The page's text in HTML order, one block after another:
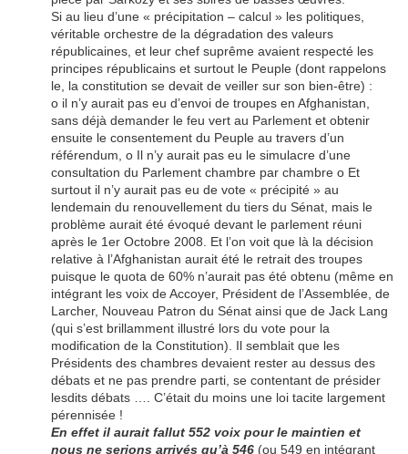
Si au lieu d’une « précipitation – calcul » les politiques,
véritable orchestre de la dégradation des valeurs
républicaines, et leur chef suprême avaient respecté les
principes républicains et surtout le Peuple (dont rappelons
le, la constitution se devait de veiller sur son bien-être) :
o il n’y aurait pas eu d’envoi de troupes en Afghanistan,
sans déjà demander le feu vert au Parlement et obtenir
ensuite le consentement du Peuple au travers d’un
référendum, o Il n’y aurait pas eu le simulacre d’une
consultation du Parlement chambre par chambre o Et
surtout il n’y aurait pas eu de vote « précipité » au
lendemain du renouvellement du tiers du Sénat, mais le
problème aurait été évoqué devant le parlement réuni
après le 1er Octobre 2008. Et l’on voit que là la décision
relative à l’Afghanistan aurait été le retrait des troupes
puisque le quota de 60% n’aurait pas été obtenu (même en
intégrant les voix de Accoyer, Président de l’Assemblée, de
Larcher, Nouveau Patron du Sénat ainsi que de Jack Lang
(qui s’est brillamment illustré lors du vote pour la
modification de la Constitution). Il semblait que les
Présidents des chambres devaient rester au dessus des
débats et ne pas prendre parti, se contentant de présider
lesdits débats …. C’était du moins une loi tacite largement
pérennisée !
En effet il aurait fallut 552 voix pour le maintien et
nous ne serions arrivés qu’à 546 (ou 549 en intégrant